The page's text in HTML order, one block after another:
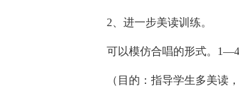
2、进一步美读训练。
可以模仿合唱的形式。
（目的：指导学生多美读